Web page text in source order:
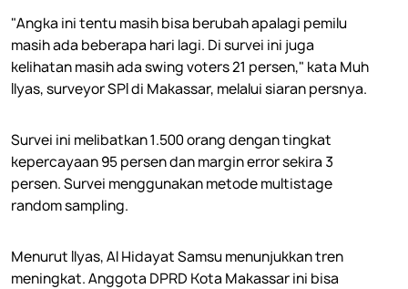
"Angka ini tentu masih bisa berubah apalagi pemilu
masih ada beberapa hari lagi. Di survei ini juga
kelihatan masih ada swing voters 21 persen," kata Muh
Ilyas, surveyor SPI di Makassar, melalui siaran persnya.
Survei ini melibatkan 1.500 orang dengan tingkat
kepercayaan 95 persen dan margin error sekira 3
persen. Survei menggunakan metode multistage
random sampling.
Menurut Ilyas, Al Hidayat Samsu menunjukkan tren
meningkat. Anggota DPRD Kota Makassar ini bisa